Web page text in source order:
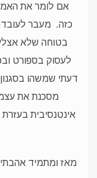
אם לומר את
כזה. מעבר
בטוחה שלא
לעסוק בספורט
דעתי שמשהו
מסכנת את
אינטנסיבית בעזרת
מאז ומתמיד